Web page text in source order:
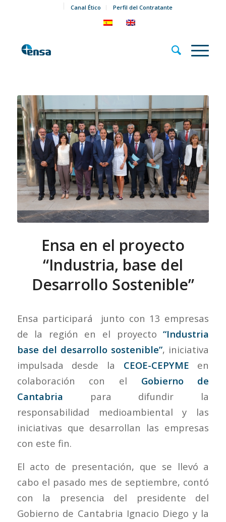
Canal Ético Perfil del Contratante
Ensa en el proyecto
“Industria, base del
Desarrollo Sostenible”
Ensa participará junto con 13 empresas
de la región en el proyecto“Industria
base del desarrollo sostenible”, iniciativa
impulsada desde la CEOE-CEPYME en
colaboración con el Gobierno de
Cantabria
para difundir la
responsabilidad medioambiental y las
iniciativas que desarrollan las empresas
con este fin.
El acto de presentación, que se llevó a
cabo el pasado mes de septiembre, contó
con la presencia del presidente del
Gobierno de Cantabria Ignacio Diego y la